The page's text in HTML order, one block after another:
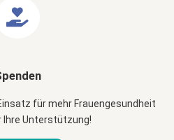
für mehr Frauengesundheit
Ihre Unterstützung!